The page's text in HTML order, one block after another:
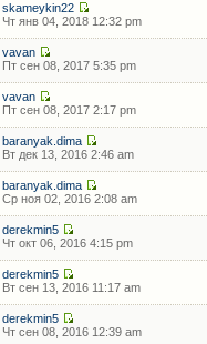
skameykin22
Чт янв 04, 2018 12:32 pm
vavan
Пт сен 08, 2017 5:35 pm
vavan
Пт сен 08, 2017 2:17 pm
baranyak.dima
Вт дек 13, 2016 2:46 am
baranyak.dima
Ср ноя 02, 2016 2:08 am
derekmin5
Чт окт 06, 2016 4:15 pm
derekmin5
Вт сен 13, 2016 11:17 am
derekmin5
Чт сен 08, 2016 12:39 am